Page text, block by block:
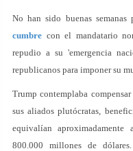
No han sido buenas
cumbre con el mandatario
repudio a su 'emergencia
republicanos para imponer su
Trump contemplaba
sus aliados plutócratas,
equivalían
800.000 millones de